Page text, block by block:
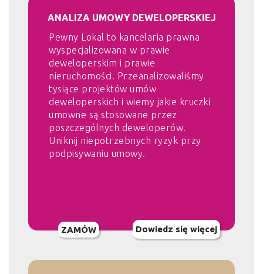
ANALIZA UMOWY DEWELOPERSKIEJ
Pewny Lokal to kancelaria prawna
wyspecjalizowana w prawie
deweloperskim i prawie
nieruchomości. Przeanalizowaliśmy
tysiące projektów umów
deweloperskich i wiemy jakie kruczki
umowne są stosowane przez
poszczególnych deweloperów.
Uniknij niepotrzebnych ryzyk przy
podpisywaniu umowy.
ZAMÓW Dowiedz się więcej